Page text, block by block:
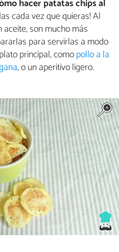
hacer patatas chips al
cada vez que quieras! Al
son mucho más
para servirlas a modo
principal, comopollo a la
, o un aperitivo ligero.